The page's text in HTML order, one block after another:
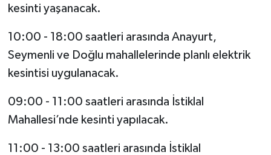
kesinti yaşanacak.
10:00 - 18:00 saatleri arasında Anayurt,
Seymenli ve Doğlu mahallelerinde planlı elektrik
kesintisi uygulanacak.
09:00 - 11:00 saatleri arasında İstiklal
Mahallesi’nde kesinti yapılacak.
11:00 - 13:00 saatleri arasında İstiklal